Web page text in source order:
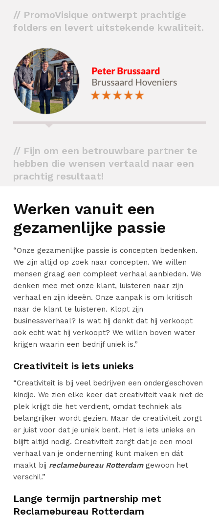
// PromoVisique ontwerpt prachtige
folders en levert uitstekende kwaliteit.
// Fijn om een betrouwbare partner te
hebben die wensen vertaald naar een
prachtig resultaat!
Werken vanuit een
gezamenlijke passie
“Onze gezamenlijke passie is concepten bedenken.
We zijn altijd op zoek naar concepten. We willen
mensen graag een compleet verhaal aanbieden. We
denken mee met onze klant, luisteren naar zijn
verhaal en zijn ideeën. Onze aanpak is om kritisch
naar de klant te luisteren. Klopt zijn
businessverhaal? Is wat hij denkt dat hij verkoopt
ook echt wat hij verkoopt? We willen boven water
krijgen waarin een bedrijf uniek is.”
Creativiteit is iets unieks
“Creativiteit is bij veel bedrijven een ondergeschoven
kindje. We zien elke keer dat creativiteit vaak niet de
plek krijgt die het verdient, omdat techniek als
belangrijker wordt gezien. Maar de creativiteit zorgt
er juist voor dat je uniek bent. Het is iets unieks en
blijft altijd nodig. Creativiteit zorgt dat je een mooi
verhaal van je onderneming kunt maken en dát
maakt bij reclamebureau Rotterdamgewoon het
verschil.”
Lange termijn partnership met
Reclamebureau Rotterdam